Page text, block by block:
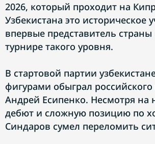
2026, который проходит на
Узбекистана это историческое
впервые представитель страны
турнире такого уровня.
В стартовой партии
фигурами обыграл российского
Андрей Есипенко. Несмотря на
дебют и сложную позицию по
Синдаров сумел переломить